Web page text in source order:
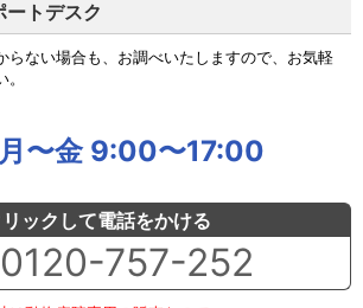
トデスク
らない場合も、お調べいたしますので、お気軽
月〜金 9:00〜17:00
ックして電話をかける
0120-757-252